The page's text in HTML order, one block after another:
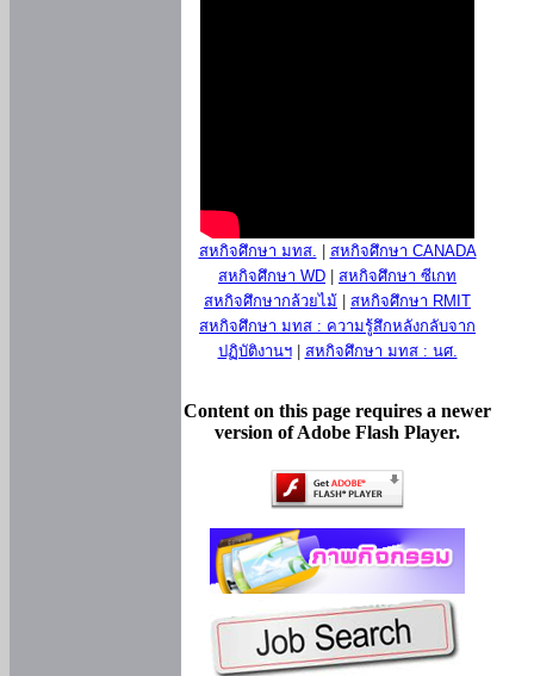
สหกิจศึกษา มทส.
สหกิจศึกษา CANADA
สหกิจศึกษา WD
สหกิจศึกษา ซีเกท
สหกิจศึกษากล้วยไม้
สหกิจศึกษา RMIT
สหกิจศึกษา มทส : ความรู้สึกหลังกลับจาก
ปฏิบัติงานฯ| สหกิจศึกษา มทส : นศ.
Content on this page requires a newer
version of Adobe Flash Player.